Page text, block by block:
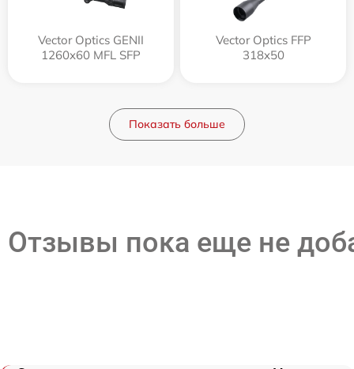
Vector Optics GENII
1260x60 MFL SFP
Vector Optics FFP
318x50
Показать больше
Отзывы пока еще не